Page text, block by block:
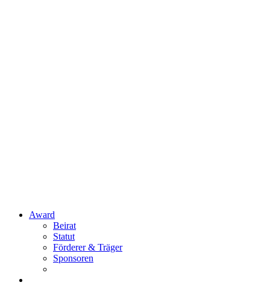
Award
Beirat
Statut
Förderer & Träger
Sponsoren